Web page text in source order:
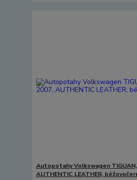
Autopotahy Volkswagen TIGUAN,
AUTHENTIC LEATHER,